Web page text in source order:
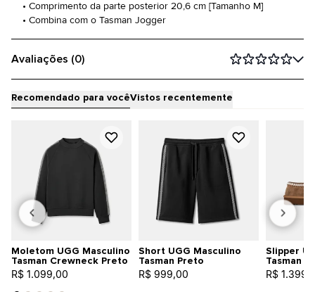
• Comprimento da parte posterior 20,6 cm [Tamanho M]
• Combina com o Tasman Jogger
Avaliações (0)
Recomendado para vocêVistos recentemente
Moletom UGG Masculino
Tasman Crewneck Preto
R$ 1.099,00
Short UGG Masculino
Tasman Preto
R$ 999,00
Slipper
Tasman
R$